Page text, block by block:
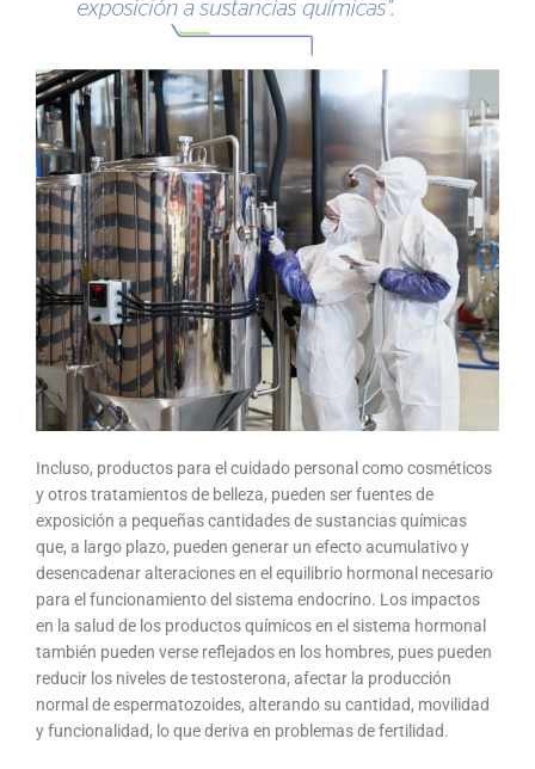
Incluso, productos para el cuidado personal como cosméticos
y otros tratamientos de belleza, pueden ser fuentes de
exposición a pequeñas cantidades de sustancias químicas
que, a largo plazo, pueden generar un efecto acumulativo y
desencadenar alteraciones en el equilibrio hormonal necesario
para el funcionamiento del sistema endocrino. Los impactos
en la salud de los productos químicos en el sistema hormonal
también pueden verse reflejados en los hombres, pues pueden
reducir los niveles de testosterona, afectar la producción
normal de espermatozoides, alterando su cantidad, movilidad
y funcionalidad, lo que deriva en problemas de fertilidad.